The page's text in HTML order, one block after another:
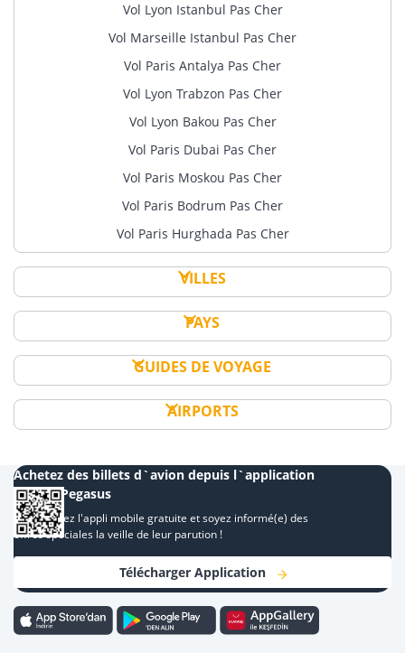
Vol Lyon Istanbul Pas Cher
Vol Marseille Istanbul Pas Cher
Vol Paris Antalya Pas Cher
Vol Lyon Trabzon Pas Cher
Vol Lyon Bakou Pas Cher
Vol Paris Dubai Pas Cher
Vol Paris Moskou Pas Cher
Vol Paris Bodrum Pas Cher
Vol Paris Hurghada Pas Cher
VILLES
PAYS
GUIDES DE VOYAGE
AIRPORTS
Achetez des billets d`avion depuis l`application
mobile Pegasus
Téléchargez l'appli mobile gratuite et soyez informé(e) des
offres spéciales la veille de leur parution !
Télécharger Application